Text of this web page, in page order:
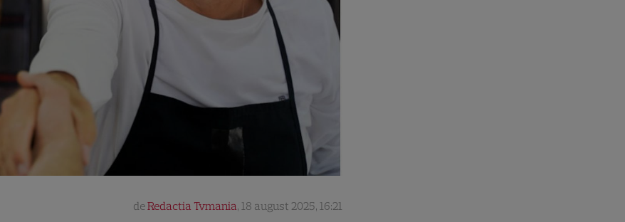
deRedactia Tvmania, 18 august 2025, 16:21